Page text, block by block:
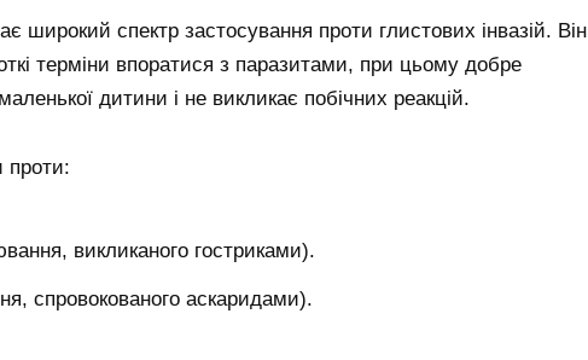
широкий спектр застосування проти глистових інвазій. Він
терміни впоратися з паразитами, при цьому добре
дитини і не викликає побічних реакцій.
проти:
викликаного гостриками).
спровокованого аскаридами).